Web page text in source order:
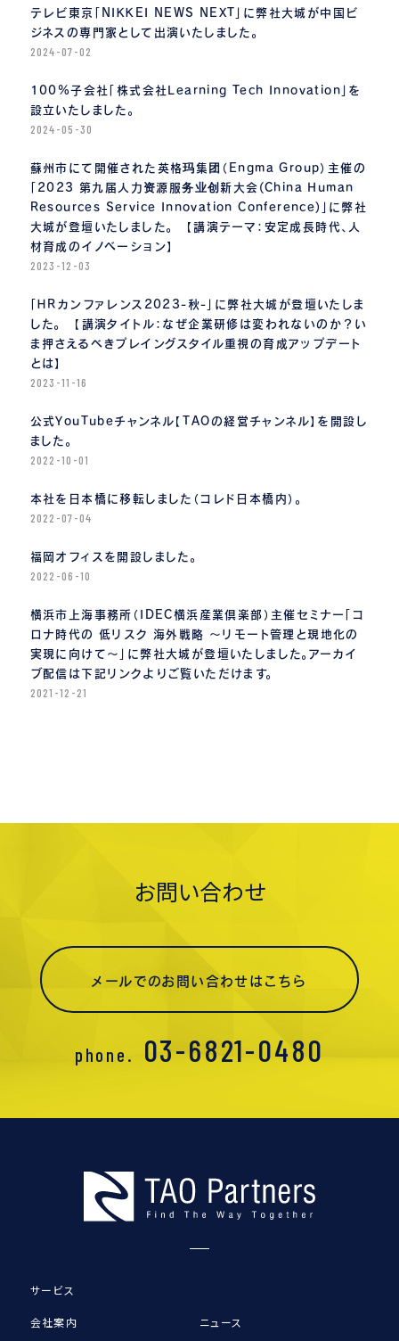
テレビ東京「NIKKEI NEWS NEXT」に弊社大城が中国ビ
ジネスの専門家として出演いたしました。
2024-07-02
100%子会社「株式会社Learning Tech Innovation」を
設立いたしました。
2024-05-30
蘇州市にて開催された英格玛集团（Engma Group）主催の
「2023 第九届人力资源服务业创新大会(China Human
Resources Service Innovation Conference)」に弊社
大城が登壇いたしました。 【講演テーマ：安定成長時代、人
材育成のイノベーション】
2023-12-03
「ＨＲカンファレンス2023-秋-」に弊社大城が登壇いたしま
した。 【講演タイトル：なぜ企業研修は変われないのか？い
ま押さえるべきプレイングスタイル重視の育成アップデート
とは】
2023-11-16
公式YouTubeチャンネル【TAOの経営チャンネル】を開設し
ました。
2022-10-01
本社を日本橋に移転しました（コレド日本橋内）。
2022-07-04
福岡オフィスを開設しました。
2022-06-10
横浜市上海事務所（IDEC横浜産業倶楽部）主催セミナー「コ
ロナ時代の 低リスク 海外戦略 〜リモート管理と現地化の
実現に向けて〜」に弊社大城が登壇いたしました。アーカイ
ブ配信は下記リンクよりご覧いただけます。
2021-12-21
お問い合わせ
メールでのお問い合わせはこちら
phone. 03-6821-0480
サービス
会社案内 ニュース